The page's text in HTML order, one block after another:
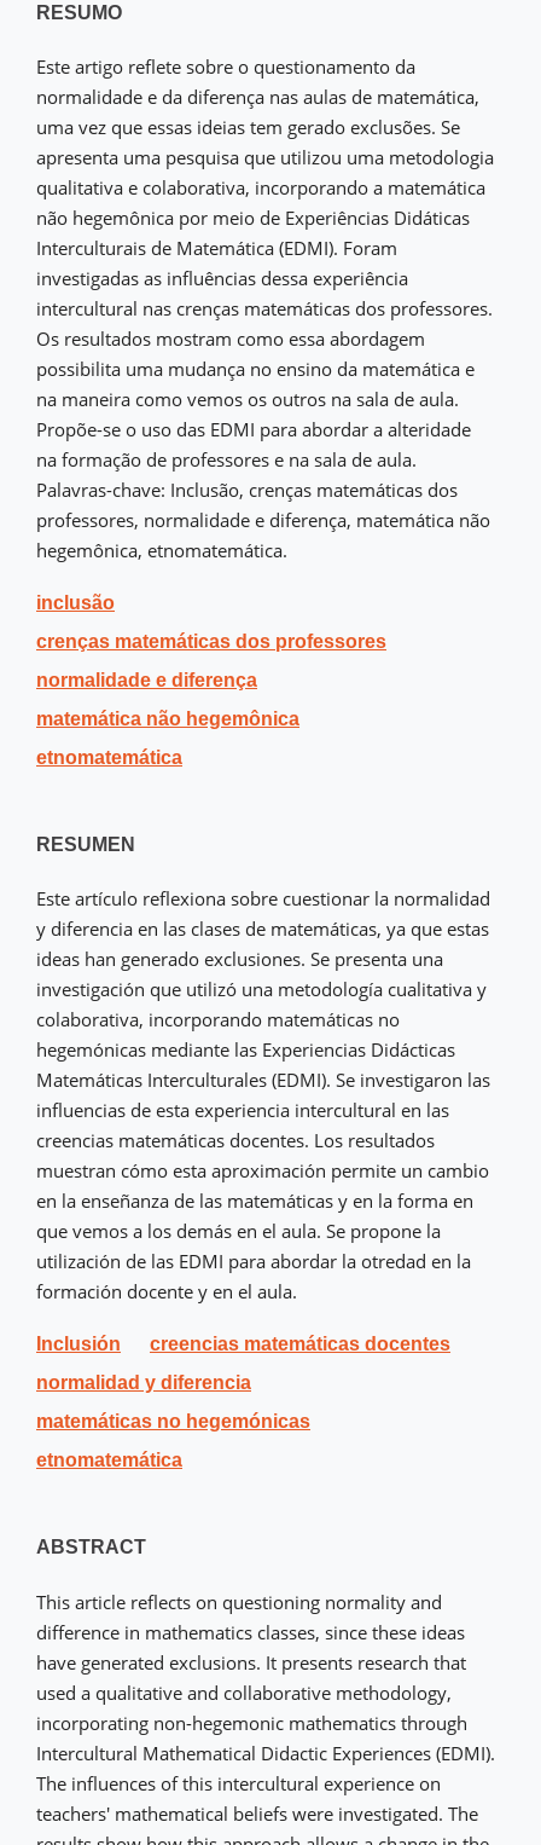
RESUMO
Este artigo reflete sobre o questionamento da
normalidade e da diferença nas aulas de matemática,
uma vez que essas ideias tem gerado exclusões. Se
apresenta uma pesquisa que utilizou uma metodologia
qualitativa e colaborativa, incorporando a matemática
não hegemônica por meio de Experiências Didáticas
Interculturais de Matemática (EDMI). Foram
investigadas as influências dessa experiência
intercultural nas crenças matemáticas dos professores.
Os resultados mostram como essa abordagem
possibilita uma mudança no ensino da matemática e
na maneira como vemos os outros na sala de aula.
Propõe-se o uso das EDMI para abordar a alteridade
na formação de professores e na sala de aula.
Palavras-chave: Inclusão, crenças matemáticas dos
professores, normalidade e diferença, matemática não
hegemônica, etnomatemática.
inclusão
crenças matemáticas dos professores
normalidade e diferença
matemática não hegemônica
etnomatemática
RESUMEN
Este artículo reflexiona sobre cuestionar la normalidad
y diferencia en las clases de matemáticas, ya que estas
ideas han generado exclusiones. Se presenta una
investigación que utilizó una metodología cualitativa y
colaborativa, incorporando matemáticas no
hegemónicas mediante las Experiencias Didácticas
Matemáticas Interculturales (EDMI). Se investigaron las
influencias de esta experiencia intercultural en las
creencias matemáticas docentes. Los resultados
muestran cómo esta aproximación permite un cambio
en la enseñanza de las matemáticas y en la forma en
que vemos a los demás en el aula. Se propone la
utilización de las EDMI para abordar la otredad en la
formación docente y en el aula.
Inclusión
creencias matemáticas docentes
normalidad y diferencia
matemáticas no hegemónicas
etnomatemática
ABSTRACT
This article reflects on questioning normality and
difference in mathematics classes, since these ideas
have generated exclusions. It presents research that
used a qualitative and collaborative methodology,
incorporating non-hegemonic mathematics through
Intercultural Mathematical Didactic Experiences (EDMI).
The influences of this intercultural experience on
teachers' mathematical beliefs were investigated. The